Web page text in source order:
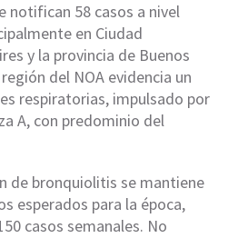
notifican 58 casos a nivel
en Ciudad
y la provincia de Buenos
del NOA evidencia un
respiratorias, impulsado por
A, con predominio del
de bronquiolitis se mantiene
esperados para la época,
casos semanales. No